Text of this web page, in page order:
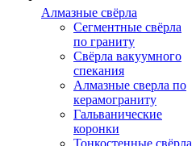
Алмазные свёрла
Сегментные свёрла
по граниту
Свёрла вакуумного
спекания
Алмазные сверла по
керамограниту
Гальванические
коронки
Тонкостенные свёрла